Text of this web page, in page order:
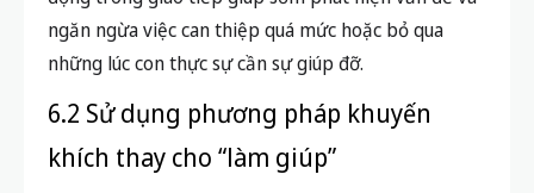
ngăn ngừa việc can thiệp quá mức hoặc bỏ qua
những lúc con thực sự cần sự giúp đỡ.
6.2 Sử dụng phương pháp khuyến
khích thay cho “làm giúp”